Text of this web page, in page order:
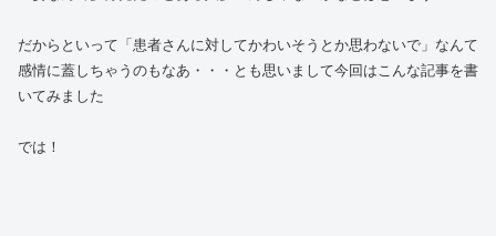
だからといって「患者さんに対してかわいそうとか思わないで」なんて
感情に蓋しちゃうのもなあ・・・とも思いまして今回はこんな記事を書
いてみました
では！